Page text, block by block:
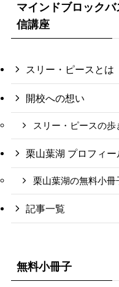
マインドブロック
信講座
スリー・ピースとは
開校への想い
スリー・ピースの歩
栗山葉湖 プロフィー
栗山葉湖の無料小冊
記事一覧
無料小冊子